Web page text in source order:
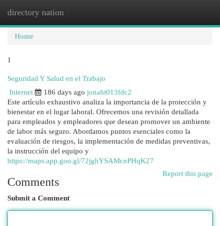
directory nation
Home
1
Seguridad Y Salud en el Trabajo
Internet
186 days ago jonaht013fdc2
Este artículo exhaustivo analiza la importancia de la protección y
bienestar en el lugar laboral. Ofrecemos una revisión detallada
para empleados y empleadores que desean promover un ambiente
de labor más seguro. Abordamos puntos esenciales como la
evaluación de riesgos, la implementación de medidas preventivas,
la instrucción del equipo y
https://maps.app.goo.gl/72jghYSAMcnPHqK27
Report this page
Comments
Submit a Comment